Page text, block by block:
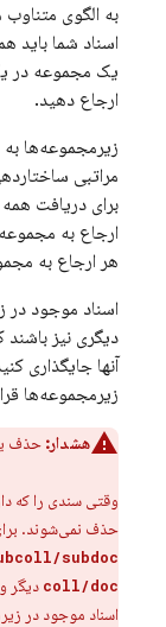
به الگوی
اسناد شما باید
یک مجموعه در
ارجاع دهید.
زیرمجموعه‌ها
مراتبی
برای دریافت
ارجاع به مجموعه
هر ارجاع به
اسناد موجود در
دیگری نیز
زیرمجموعه‌ها
هشدار: حذف
وقتی سندی را که
حذف نمی‌شوند.
subdoc
coll/doc دیگر
اسناد موجود در